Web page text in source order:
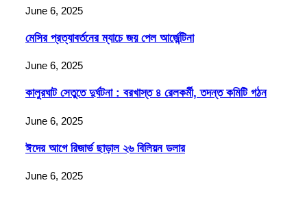
June 6, 2025
মেসির প্রত্যাবর্তনের ম্যাচে জয় পেল আর্জেন্টিনা
June 6, 2025
কালুরঘাট সেতুতে দুর্ঘটনা : বরখাস্ত ৪ রেলকর্মী, তদন্ত কমিটি গঠন
June 6, 2025
ঈদের আগে রিজার্ভ ছাড়াল ২৬ বিলিয়ন ডলার
June 6, 2025